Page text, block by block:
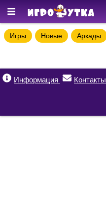
Игры Новые Аркады
Информация Контакты